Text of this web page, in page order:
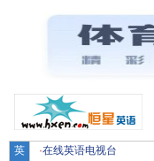
英
·在线英语电视台